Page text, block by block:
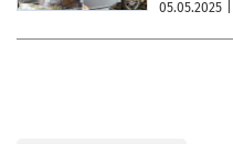
05.05.2025